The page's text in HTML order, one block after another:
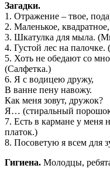
Загадки.
1. Отражение – твое,
2. Маленькое,
3. Шкатулка для мыла.
4. Густой лес на палочке.
5. Хоть не обедают со
(Салфетка.)
6. Я с водицею дружу,
В ванне пену навожу.
Как меня зовут, дружок?
Я… (стиральный
7. Есть в кармане у меня
платок.)
8. Посоветую я всем для
Гигиена. Молодцы,